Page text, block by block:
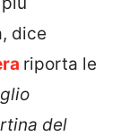
dice
riporta le
del